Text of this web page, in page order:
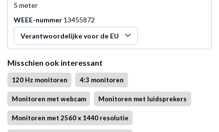
5 meter
WEEE-nummer 13455872
Verantwoordelijke voor de EU
Misschien ook interessant
120 Hz monitoren 4:3 monitoren
Monitoren met webcam Monitoren met luidsprekers
Monitoren met 2560 x 1440 resolutie